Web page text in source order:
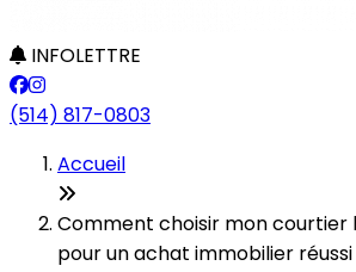
INFOLETTRE
(514) 817-0803
Accueil
Comment choisir mon
pour un achat immobilier